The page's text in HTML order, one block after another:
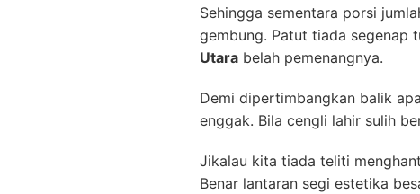
Sehingga sementara porsi
gembung. Patut tiada segenap
Utara belah pemenangnya.
Demi dipertimbangkan balik
enggak. Bila cengli lahir sulih
Jikalau kita tiada teliti
Benar lantaran segi estetika